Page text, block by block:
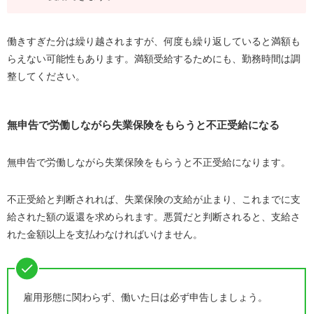
働きすぎた分は繰り越されますが、何度も繰り返していると満額も
らえない可能性もあります。満額受給するためにも、勤務時間は調
整してください。
無申告で労働しながら失業保険をもらうと不正受給になる
無申告で労働しながら失業保険をもらうと不正受給になります。
不正受給と判断されれば、失業保険の支給が止まり、これまでに支
給された額の返還を求められます。悪質だと判断されると、支給さ
れた金額以上を支払わなければいけません。
雇用形態に関わらず、働いた日は必ず申告しましょう。